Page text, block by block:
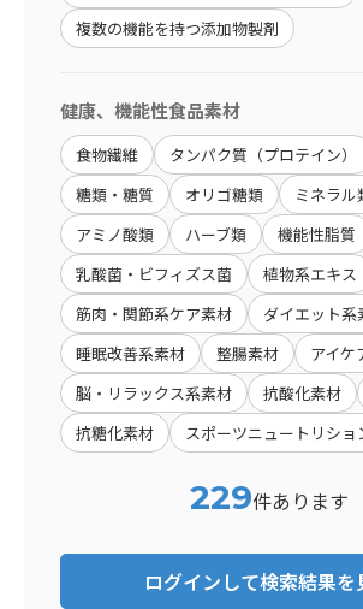
複数の機能を持つ添加物製剤
健康、機能性食品素材
食物繊維 タンパク質（プロテイン）
糖類・糖質 オリゴ糖類 ミネラル
アミノ酸類 ハーブ類 機能性脂質
乳酸菌・ビフィズス菌 植物系エキス
筋肉・関節系ケア素材 ダイエット系
睡眠改善系素材 整腸素材 アイケ
脳・リラックス系素材 抗酸化素材
抗糖化素材 スポーツニュートリショ
229件あります
ログインして検索結果を